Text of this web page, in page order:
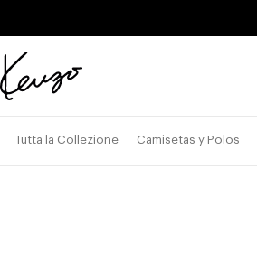
Página
Tutta la Collezione Camisetas y Polos